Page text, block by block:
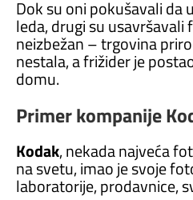
Dok su oni pokušavali da
leda, drugi su usavršavali
neizbežan – trgovina
nestala, a frižider je
domu.
Primer kompanije
Kodak, nekada najveća
na svetu, imao je svoje
laboratorije, prodavnice,